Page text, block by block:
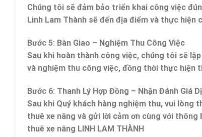
Chúng tôi sẽ đảm bảo triển khai công việc
Linh Lam Thành sẽ đến địa điểm và thực hiện
Bước 5: Bàn Giao – Nghiệm Thu Công Việc
Sau khi hoàn thành công việc, chúng tôi sẽ
và nghiệm thu công việc, đồng thời thực hiện
Bước 6: Thanh Lý Hợp Đồng – Nhận Đánh Giá
Sau khi Quý khách hàng nghiệm thu, vui lòng
thuê xe nâng và gửi lời cảm ơn cùng với
thuê xe nâng LINH LAM THÀNH